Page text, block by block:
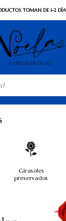
TOMAN DE 1-2
Girasoles
preservados